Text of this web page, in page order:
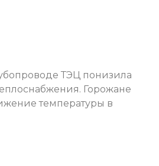
ТЭЦ понизила
Горожане
температуры в